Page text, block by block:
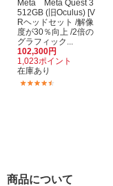
Meta Meta Quest 3
512GB (旧Oculus) [V
Rヘッドセット /解像
度が30％向上 /2倍の
グラフィック...
102,300円
1,023ポイント
在庫あり
商品について